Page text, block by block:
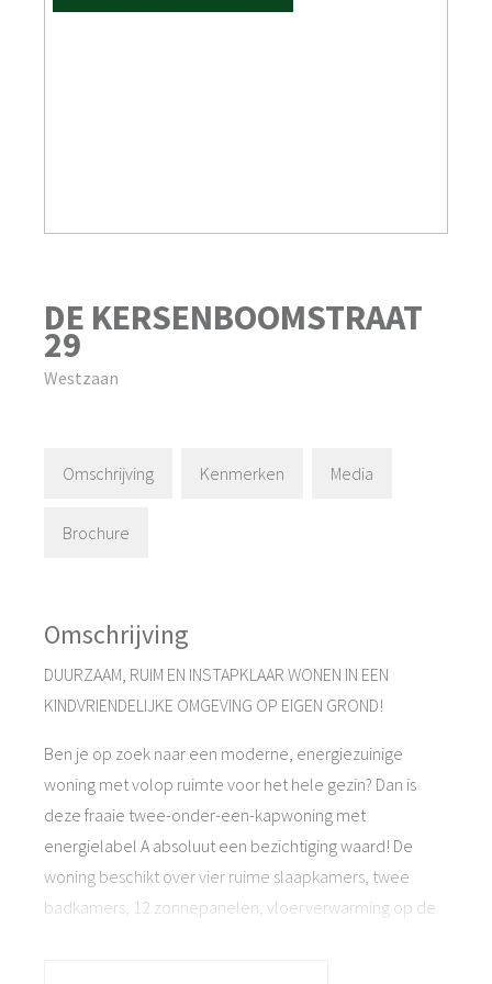
DE KERSENBOOMSTRAAT
29
Westzaan
Omschrijving Kenmerken Media
Brochure
Omschrijving
DUURZAAM, RUIM EN INSTAPKLAAR WONEN IN EEN
KINDVRIENDELIJKE OMGEVING OP EIGEN GROND!
Ben je op zoek naar een moderne, energiezuinige
woning met volop ruimte voor het hele gezin? Dan is
deze fraaie twee-onder-een-kapwoning met
energielabel A absoluut een bezichtiging waard! De
woning beschikt over vier ruime slaapkamers, twee
badkamers, 12 zonnepanelen, vloerverwarming op de